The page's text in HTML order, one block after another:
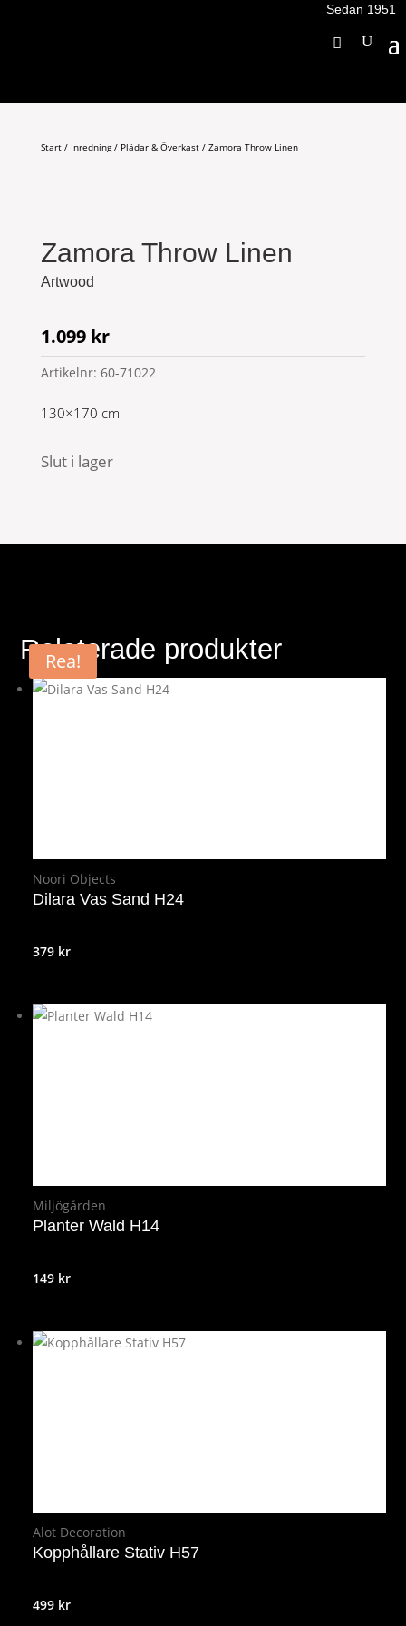
Sedan 1951
Start/ Inredning/ Plädar & Överkast/ Zamora Throw Linen
Zamora Throw Linen
Artwood
1.099 kr
Artikelnr: 60-71022
130×170 cm
Slut i lager
Relaterade produkter
Noori Objects
Dilara Vas Sand H24
379 kr
Miljögården
Planter Wald H14
149 kr
Alot Decoration
Kopphållare Stativ H57
499 kr
Rea!